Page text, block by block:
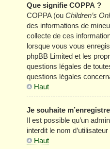
Que signifie COPPA ?
COPPA (ou Children’s
des informations de
collecte de ces
lorsque vous vous
phpBB Limited et les
questions légales de
questions légales
Haut
Je souhaite
Il est possible qu’un
interdit le nom
Haut